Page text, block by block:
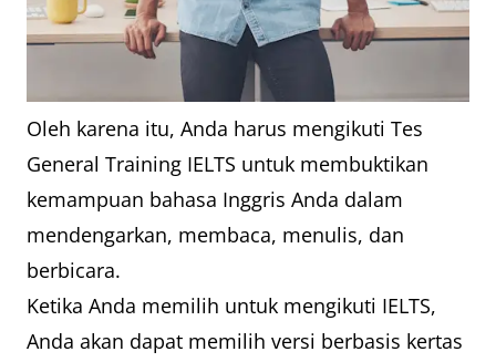
Oleh karena itu, Anda harus mengikuti Tes
General Training IELTS untuk membuktikan
kemampuan bahasa Inggris Anda dalam
mendengarkan, membaca, menulis, dan
berbicara.
Ketika Anda memilih untuk mengikuti IELTS,
Anda akan dapat memilih versi berbasis kertas